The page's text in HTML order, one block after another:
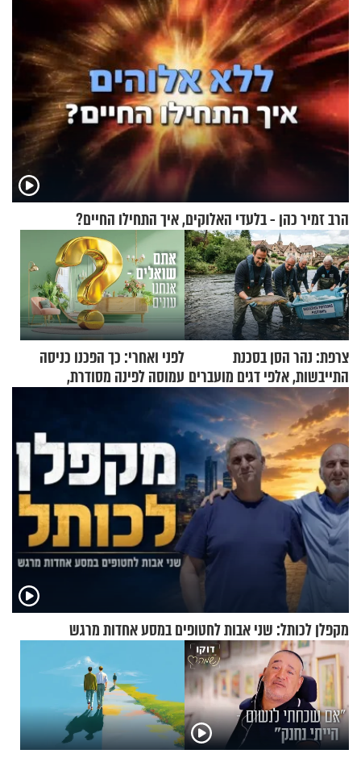
הרב זמיר כהן - בלעדי האלוקים, איך התחילו החיים?
צרפת: נהר הסן בסכנת
התייבשות, אלפי דגים מועברים
במבצעי חילוץ
לפני ואחרי: כך הפכנו כניסה
עמוסה לפינה מסודרת,
שימושית ומזמינה
מקפלן לכותל: שני אבות לחטופים במסע אחדות מרגש